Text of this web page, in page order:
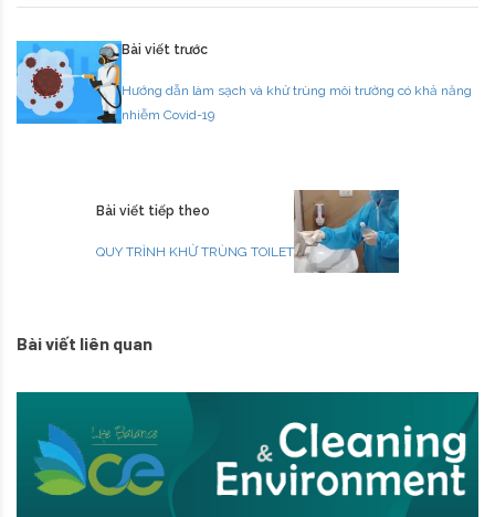
Bài viết trước
Hướng dẫn làm sạch và khử trùng môi trường có khả năng
nhiễm Covid-19
Bài viết tiếp theo
QUY TRÌNH KHỬ TRÙNG TOILET
Bài viết liên quan